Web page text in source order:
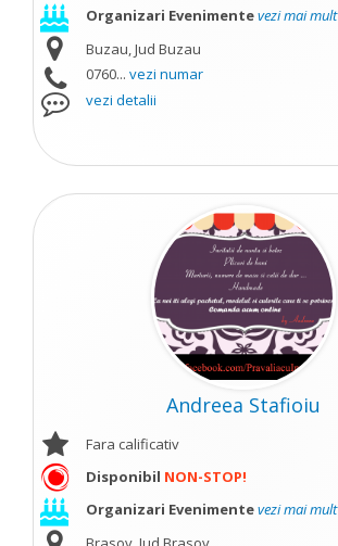
Organizari Evenimentevezi mai mult
Buzau, Jud Buzau
0760... vezi numar
vezi detalii
Andreea Stafioiu
Fara calificativ
Disponibil NON-STOP!
Organizari Evenimentevezi mai mult